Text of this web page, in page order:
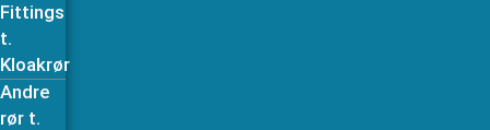
Fittings
t.
Kloakrør
Andre
rør t.